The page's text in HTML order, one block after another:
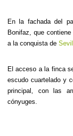
En la fachada del
Bonifaz, que
a la conquista de
El acceso a la finca
escudo cuartelado y
principal, con las
cónyuges.